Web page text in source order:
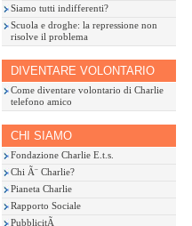
Siamo tutti indifferenti?
Scuola e droghe: la repressione non
risolve il problema
DIVENTARE VOLONTARIO
Come diventare volontario di Charlie
telefono amico
CHI SIAMO
Fondazione Charlie E.t.s.
Chi Ã¨ Charlie?
Pianeta Charlie
Rapporto Sociale
PubblicitÃ